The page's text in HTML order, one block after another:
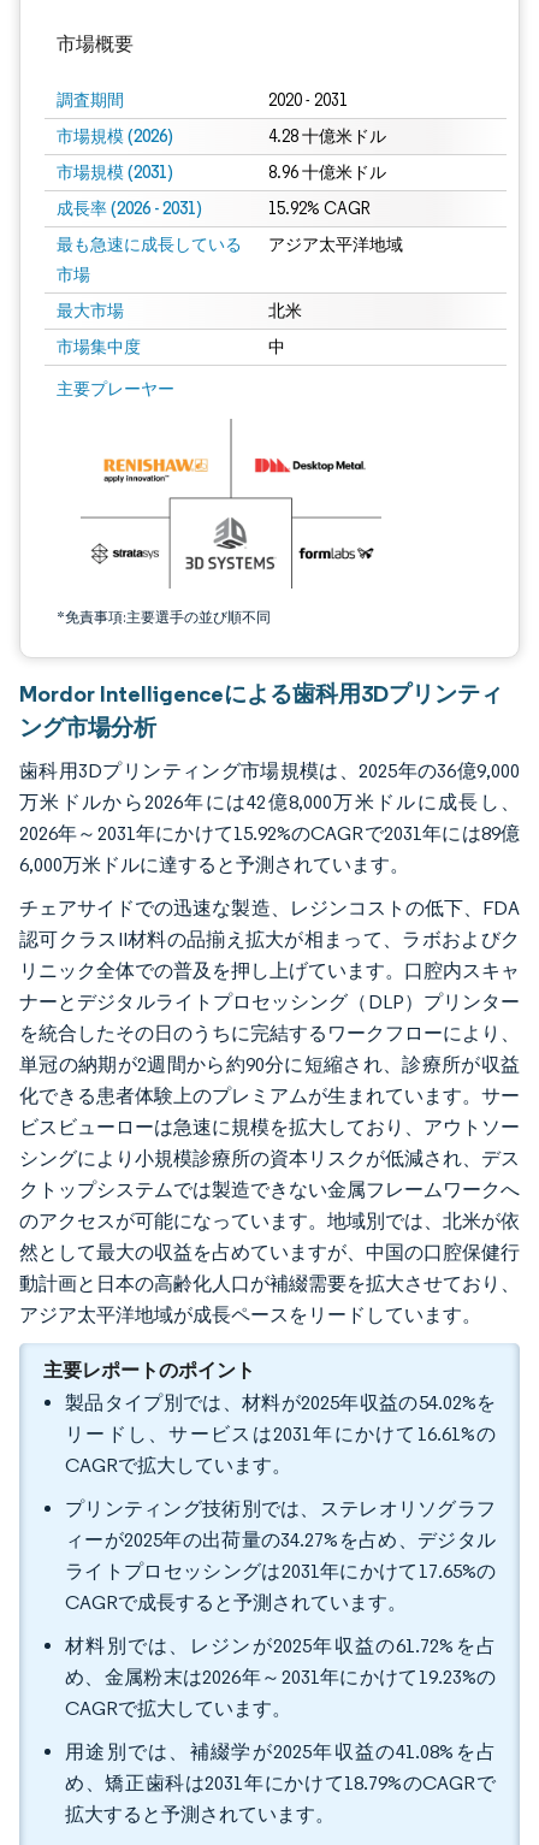
市場概要
調査期間 2020 - 2031
市場規模 (2026) 4.28 十億米ドル
市場規模 (2031) 8.96 十億米ドル
成長率 (2026 - 2031) 15.92% CAGR
最も急速に成長している
市場
アジア太平洋地域
最大市場 北米
市場集中度 中
主要プレーヤー
*免責事項:主要選手の並び順不同
画像 © Mordor Intelligence。再利用にはCC BY 4.0の表示が必要です。
Mordor Intelligenceによる歯科用3Dプリンティ
ング市場分析
歯科用3Dプリンティング市場規模は、2025年の36億9,000
万米ドルから2026年には42億8,000万米ドルに成長し、
2026年～2031年にかけて15.92%のCAGRで2031年には89億
6,000万米ドルに達すると予測されています。
チェアサイドでの迅速な製造、レジンコストの低下、FDA
認可クラスII材料の品揃え拡大が相まって、ラボおよびク
リニック全体での普及を押し上げています。口腔内スキャ
ナーとデジタルライトプロセッシング（DLP）プリンター
を統合したその日のうちに完結するワークフローにより、
単冠の納期が2週間から約90分に短縮され、診療所が収益
化できる患者体験上のプレミアムが生まれています。サー
ビスビューローは急速に規模を拡大しており、アウトソー
シングにより小規模診療所の資本リスクが低減され、デス
クトップシステムでは製造できない金属フレームワークへ
のアクセスが可能になっています。地域別では、北米が依
然として最大の収益を占めていますが、中国の口腔保健行
動計画と日本の高齢化人口が補綴需要を拡大させており、
アジア太平洋地域が成長ペースをリードしています。
主要レポートのポイント
製品タイプ別では、材料が2025年収益の54.02%を
リードし、サービスは2031年にかけて16.61%の
CAGRで拡大しています。
プリンティング技術別では、ステレオリソグラフ
ィーが2025年の出荷量の34.27%を占め、デジタル
ライトプロセッシングは2031年にかけて17.65%の
CAGRで成長すると予測されています。
材料別では、レジンが2025年収益の61.72%を占
め、金属粉末は2026年～2031年にかけて19.23%の
CAGRで拡大しています。
用途別では、補綴学が2025年収益の41.08%を占
め、矯正歯科は2031年にかけて18.79%のCAGRで
拡大すると予測されています。